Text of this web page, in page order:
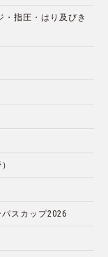
・指圧・はり及びき
スカップ2026